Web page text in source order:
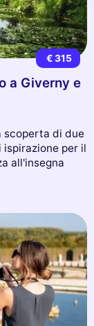
€ 315
a Giverny e
scoperta di due
per il
all'insegna